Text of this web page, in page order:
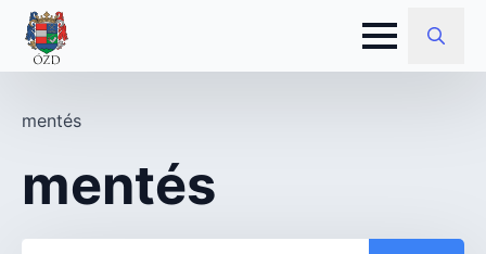
Search
mentés
mentés